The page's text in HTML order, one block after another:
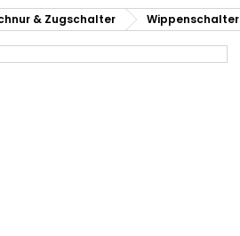
& Zugschalter Wippenschalter